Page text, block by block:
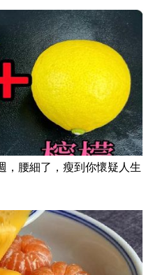
，腰細了，瘦到你懷疑人生